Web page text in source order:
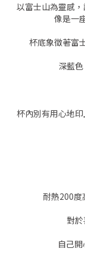
以富士山為靈感
像是一
杯底象徵著富
深藍
杯內別有用心地
耐熱200度
對
自己